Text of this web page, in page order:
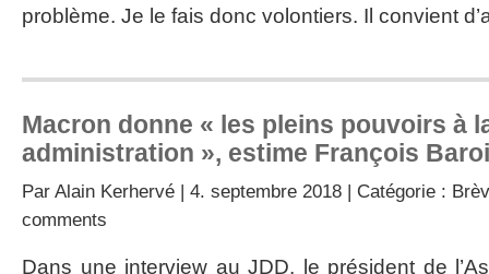
problème. Je le fais donc volontiers. Il convient
Macron donne « les pleins pouvoirs à
administration », estime François
Par Alain Kerhervé | 4. septembre 2018 | Catégorie :
comments
Dans une interview au JDD, le président de